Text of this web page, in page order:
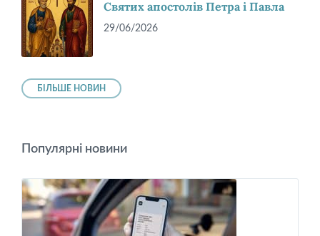
Святих апостолів Петра і Павла
29/06/2026
БІЛЬШЕ НОВИН
Популярні новини